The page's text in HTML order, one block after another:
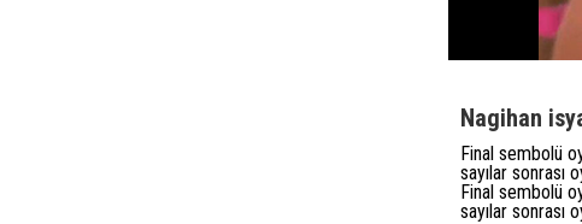
Nagihan
Final sembolü
sayılar sonrası
Final sembolü
sayılar sonrası